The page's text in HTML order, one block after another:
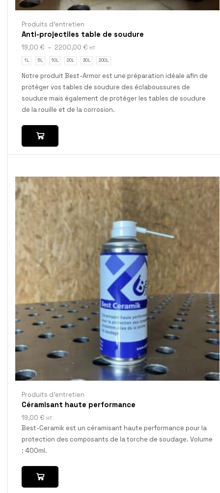
Produits d'entretien
Anti-projectiles table de soudure
19,00 € – 2200,00 € HT
1L 5L 10L 20L 30L 200L
Notre produit Best-Armor est une préparation idéale afin de
protéger vos tables de soudure des éclaboussures de
soudure mais également de protéger les tables de soudure
de la rouille et de la corrosion.
Produits d'entretien
Céramisant haute performance
19,00 € HT
Best-Ceramik est un céramisant haute performance pour la
protection des composants de la torche de soudage. Volume
: 400ml.